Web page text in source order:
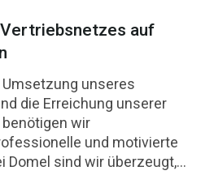
auf
unseres
die Erreichung unserer
wir
und motivierte
Domel sind wir überzeugt,